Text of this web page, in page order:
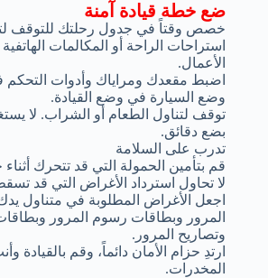
ضع خطة قيادة آمنة
خصص وقتاً في جدول رحلتك للتوقف
استراحات الراحة أو المكالمات
الأعمال.
اضبط مقعدك ومراياك وأدوات التحكم
وضع السيارة في وضع القيادة.
توقف لتناول الطعام أو الشراب. لا
بضع دقائق.
تدرب على السلامة
قم بتأمين الحمولة التي قد تتحرك
لا تحاول استرداد الأغراض التي قد
اجعل الأغراض المطلوبة في متناول
المرور وبطاقات رسوم المرور
وتصاريح المرور.
ارتدِ حزام الأمان دائماً، وقم بالقيادة
المخدرات.